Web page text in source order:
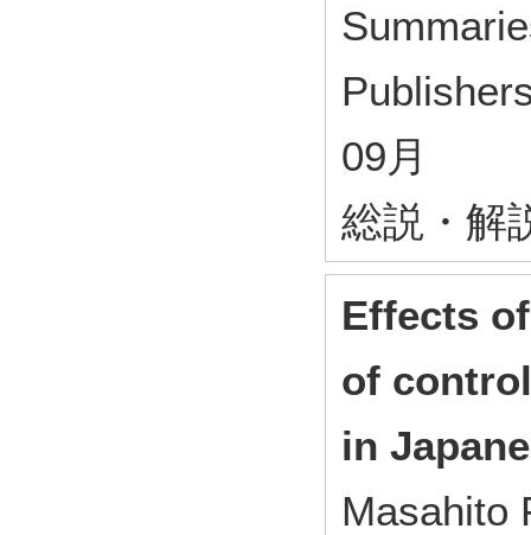
09月
総説・解
Effects
of
in
Masahito